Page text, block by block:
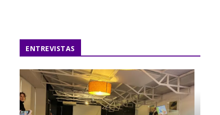
ENTREVISTAS